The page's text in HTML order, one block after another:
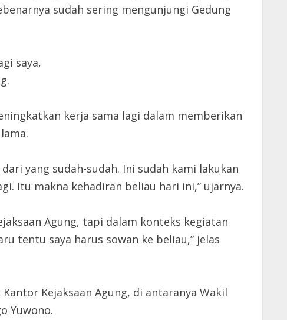
sudah sering mengunjungi Gedung
saya,
kerja sama lagi dalam memberikan
yang sudah-sudah. Ini sudah kami lakukan
Itu makna kehadiran beliau hari ini,” ujarnya.
Agung, tapi dalam konteks kegiatan
tentu saya harus sowan ke beliau,” jelas
Kejaksaan Agung, di antaranya Wakil
Yuwono.